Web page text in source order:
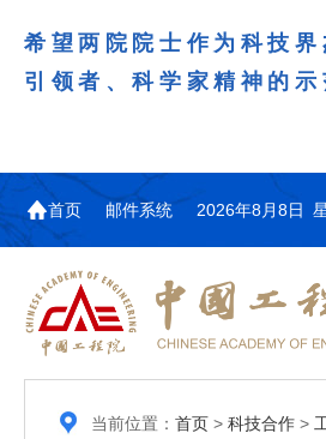
希望两院院士作为科技
引领者、科学家精神的
首页 邮件系统 2026年8月8日
当前位置： 首页> 科技合作>